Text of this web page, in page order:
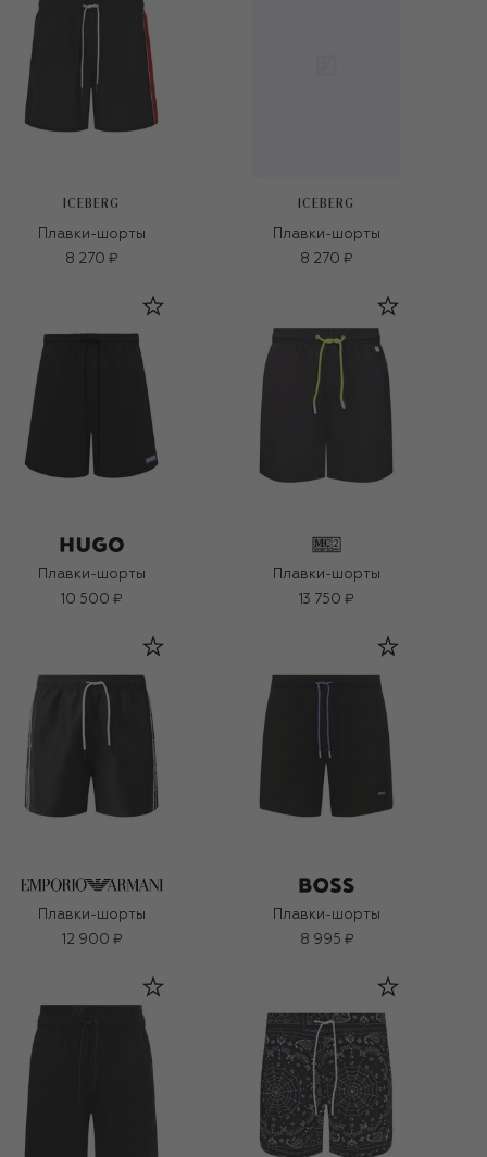
ICEBERG
Плавки-шорты
8 270 ₽
ICEBERG
Плавки-шорты
8 270 ₽
Плавки-шорты
10 500 ₽
Плавки-шорты
13 750 ₽
Плавки-шорты
12 900 ₽
Плавки-шорты
8 995 ₽